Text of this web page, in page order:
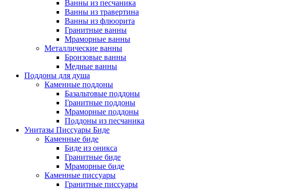
Ванны из песчаника
Ванны из травертина
Ванны из флюорита
Гранитные ванны
Мраморные ванны
Металлические ванны
Бронзовые ванны
Медные ванны
Поддоны для душа
Каменные поддоны
Базальтовые поддоны
Гранитные поддоны
Мраморные поддоны
Поддоны из песчаника
Унитазы Писсуары Биде
Каменные биде
Биде из оникса
Гранитные биде
Мраморные биде
Каменные писсуары
Гранитные писсуары